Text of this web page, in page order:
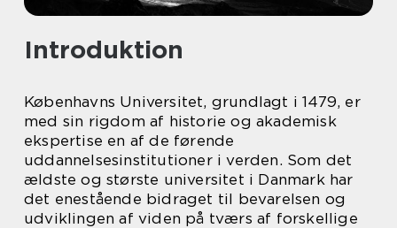
Introduktion
Københavns Universitet, grundlagt i 1479, er
med sin rigdom af historie og akademisk
ekspertise en af de førende
uddannelsesinstitutioner i verden. Som det
ældste og største universitet i Danmark har
det enestående bidraget til bevarelsen og
udviklingen af viden på tværs af forskellige